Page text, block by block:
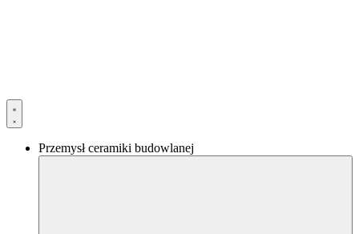
Przemysł ceramiki budowlanej